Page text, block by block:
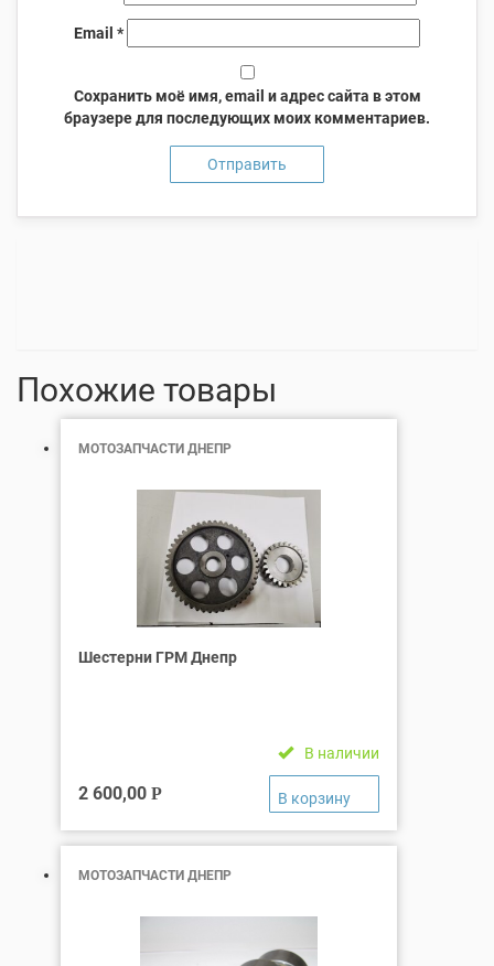
Email *
Сохранить моё имя, email и адрес сайта в этом
браузере для последующих моих комментариев.
Похожие товары
МОТОЗАПЧАСТИ ДНЕПР
Шестерни ГРМ Днепр
В наличии
2 600,00 Р
МОТОЗАПЧАСТИ ДНЕПР